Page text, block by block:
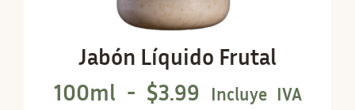
Jabón Líquido Frutal
100ml - $3.99 Incluye IVA